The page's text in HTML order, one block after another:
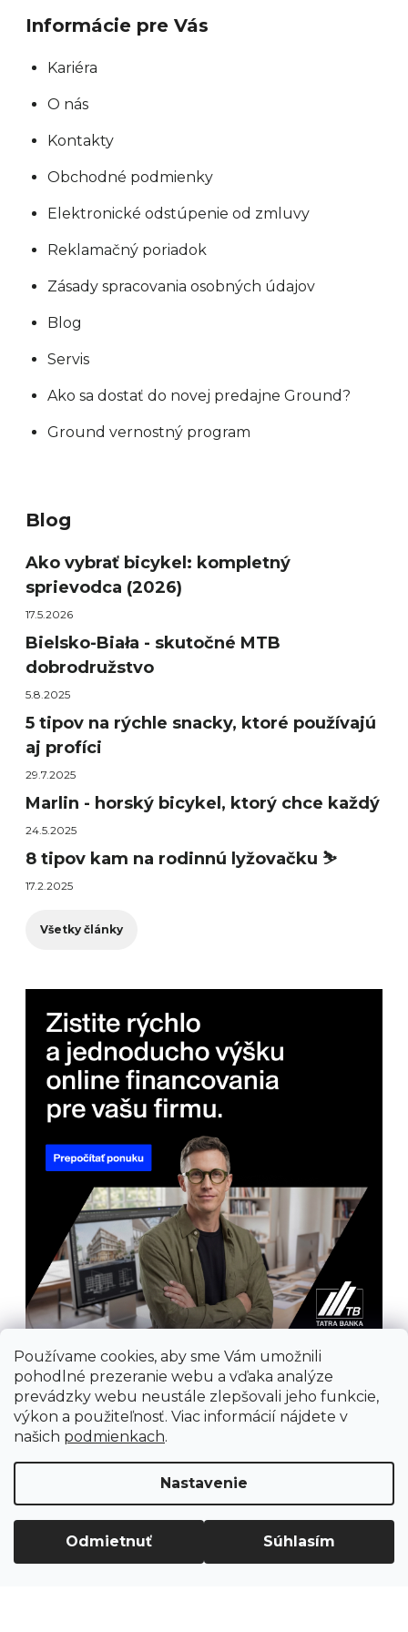
Používame cookies, aby sme Vám umožnili
pohodlné prezeranie webu a vďaka analýze
prevádzky webu neustále zlepšovali jeho funkcie,
výkon a použiteľnosť. Viac informácií nájdete v
našich podmienkach.
Nastavenie
Odmietnuť Súhlasím
Informácie pre Vás
Kariéra
O nás
Kontakty
Obchodné podmienky
Elektronické odstúpenie od zmluvy
Reklamačný poriadok
Zásady spracovania osobných údajov
Blog
Servis
Ako sa dostať do novej predajne Ground?
Ground vernostný program
Blog
Ako vybrať bicykel: kompletný
sprievodca (2026)
17.5.2026
Bielsko-Biała - skutočné MTB
dobrodružstvo
5.8.2025
5 tipov na rýchle snacky, ktoré používajú
aj profíci
29.7.2025
Marlin - horský bicykel, ktorý chce každý
24.5.2025
8 tipov kam na rodinnú lyžovačku ⛷️
17.2.2025
Všetky články
Vytvoril Shoptet